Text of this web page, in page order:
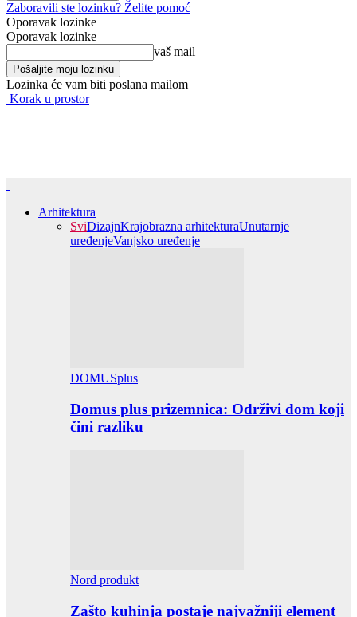
Zaboravili ste lozinku? Želite pomoć
Oporavak lozinke
Oporavak lozinke
vaš mail
Lozinka će vam biti poslana mailom
Korak u prostor
Arhitektura
SviDizajnKrajobrazna arhitekturaUnutarnje
uređenjeVanjsko uređenje
DOMUSplus
Domus plus prizemnica: Održivi dom koji
čini razliku
Nord produkt
Zašto kuhinja postaje najvažniji element